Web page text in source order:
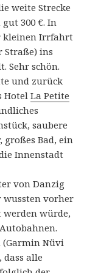
weite Strecke
300 €. In
kleinen Irrfahrt
Straße) ins
Sehr schön.
und zurück
HotelLa Petite
saubere
Bad, ein
Innenstadt
von Danzig
wussten vorher
werden würde,
(Garmin Nüvi
dass alle